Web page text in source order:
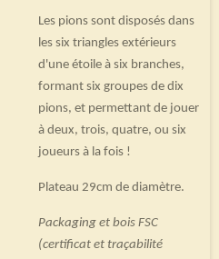
Les pions sont disposés dans
les six triangles extérieurs
d'une étoile à six branches,
formant six groupes de dix
pions, et permettant de jouer
à deux, trois, quatre, ou six
joueurs à la fois !
Plateau 29cm de diamètre.
Packaging et bois FSC
(certificat et traçabilité